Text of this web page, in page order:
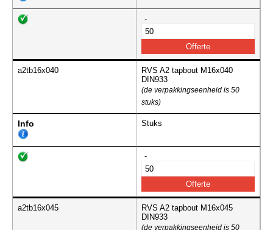
-
a2tb16x040
RVS A2 tapbout M16x040
DIN933
(de verpakkingseenheid is 50
stuks)
Info Stuks
-
a2tb16x045
RVS A2 tapbout M16x045
DIN933
(de verpakkingseenheid is 50